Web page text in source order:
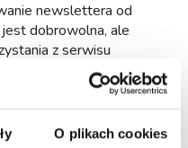
O plikach cookies
newslettera od
dobrowolna, ale
z serwisu
cofnąć zgodę w
są do czasu cofnięcia
danych, sprostowania,
prawo